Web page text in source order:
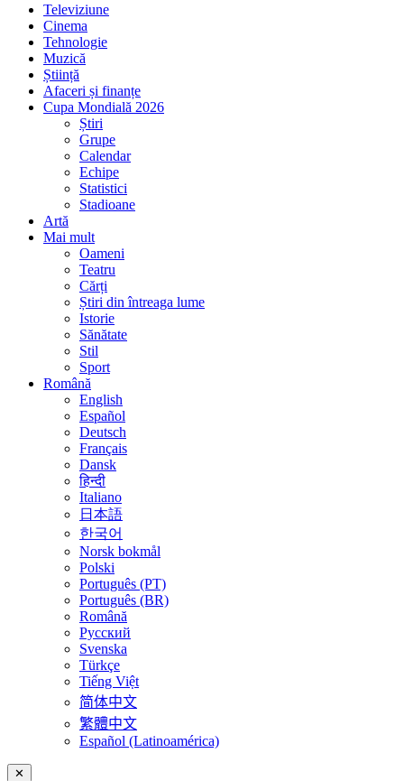
Televiziune
Cinema
Tehnologie
Muzică
Știință
Afaceri și finanțe
Cupa Mondială 2026
Știri
Grupe
Calendar
Echipe
Statistici
Stadioane
Artă
Mai mult
Oameni
Teatru
Cărți
Știri din întreaga lume
Istorie
Sănătate
Stil
Sport
Română
English
Español
Deutsch
Français
Dansk
हिन्दी
Italiano
日本語
한국어
Norsk bokmål
Polski
Português (PT)
Português (BR)
Română
Русский
Svenska
Türkçe
Tiếng Việt
简体中文
繁體中文
Español (Latinoamérica)
✕